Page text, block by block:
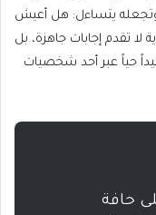
وتجعله يتساءل: هل أعيش
لا تقدم إجابات جاهزة، بل
حياً عبر أحد شخصيات
حافة